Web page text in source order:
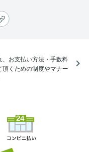
お支払い方法・手数料
くための制度やマナー